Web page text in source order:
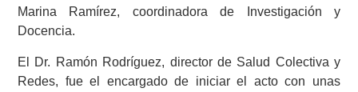
Marina Ramírez, coordinadora de Investigación y
Docencia.
El Dr. Ramón Rodríguez, director de Salud Colectiva y
Redes, fue el encargado de iniciar el acto con unas